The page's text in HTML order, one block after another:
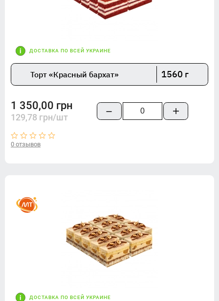
ДОСТАВКА ПО ВСЕЙ УКРАИНЕ
Торт «Красный бархат» 1560 г
1 350,00 грн
129,78 грн/шт
0 отзывов
ДОСТАВКА ПО ВСЕЙ УКРАИНЕ